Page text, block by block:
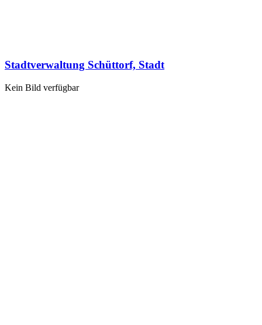
Stadtverwaltung Schüttorf, Stadt
Kein Bild verfügbar